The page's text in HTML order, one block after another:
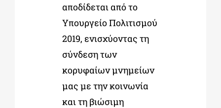
αποδίδεται από το
Υπουργείο Πολιτισμού
2019, ενισχύοντας τη
σύνδεση των
κορυφαίων μνημείων
μας με την κοινωνία
και τη βιώσιμη